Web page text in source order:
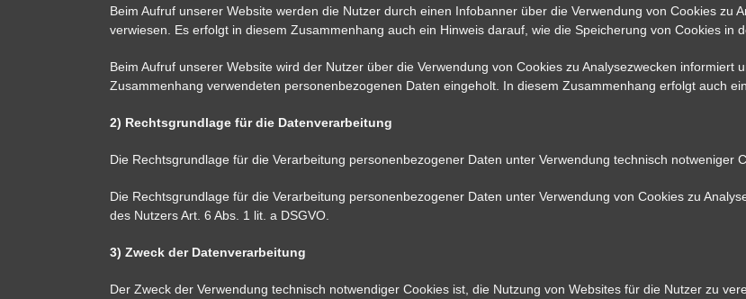
Beim Aufruf unserer Website werden die Nutzer durch einen Infobanner über die Verwendung von Cookies zu
verwiesen. Es erfolgt in diesem Zusammenhang auch ein Hinweis darauf, wie die Speicherung von Cookies in
Beim Aufruf unserer Website wird der Nutzer über die Verwendung von Cookies zu Analysezwecken informiert
Zusammenhang verwendeten personenbezogenen Daten eingeholt. In diesem Zusammenhang erfolgt auch
2) Rechtsgrundlage für die Datenverarbeitung
Die Rechtsgrundlage für die Verarbeitung personenbezogener Daten unter Verwendung technisch notweniger
Die Rechtsgrundlage für die Verarbeitung personenbezogener Daten unter Verwendung von Cookies zu
des Nutzers Art. 6 Abs. 1 lit. a DSGVO.
3) Zweck der Datenverarbeitung
Der Zweck der Verwendung technisch notwendiger Cookies ist, die Nutzung von Websites für die Nutzer zu